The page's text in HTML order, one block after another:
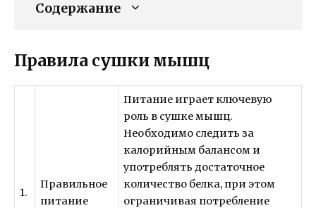
Содержание
Правила сушки мышц
1.
Правильное
питание
Питание играет ключевую
роль в сушке мышц.
Необходимо следить за
калорийным балансом и
употреблять достаточное
количество белка, при этом
ограничивая потребление